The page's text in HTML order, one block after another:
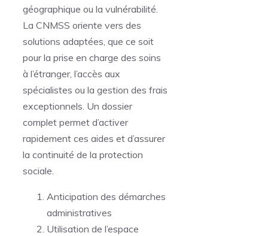
géographique ou la vulnérabilité.
La CNMSS oriente vers des
solutions adaptées, que ce soit
pour la prise en charge des soins
à l’étranger, l’accès aux
spécialistes ou la gestion des frais
exceptionnels. Un dossier
complet permet d’activer
rapidement ces aides et d’assurer
la continuité de la protection
sociale.
Anticipation des démarches
administratives
Utilisation de l’espace